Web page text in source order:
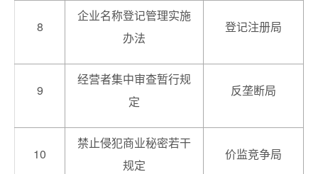
8
企业名称登记管理实施
办法
登记注册局
9
经营者集中审查暂行规
定
反垄断局
10
禁止侵犯商业秘密若干
规定
价监竞争局